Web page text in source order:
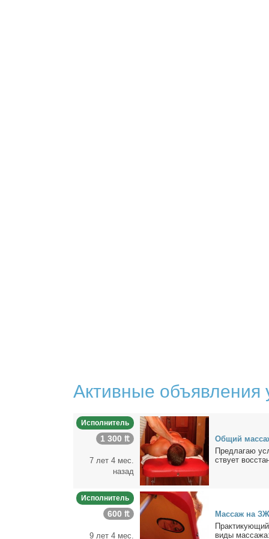
Активные объявления
Исполнитель
1 300 ₶
7 лет 4 мес.
назад
Об­щий
Пред­ла­гаю
ству­ет
Исполнитель
600 ₶
9 лет 4 мес.
Мас­саж на
ви­ды